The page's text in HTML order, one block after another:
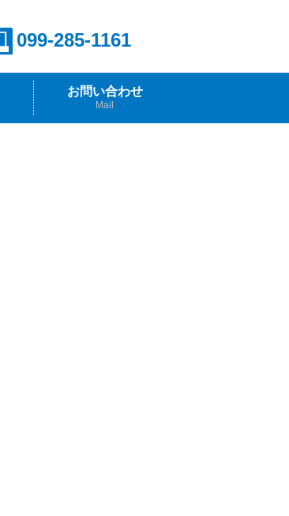
099-285-1161
お問い合わせ
Mail